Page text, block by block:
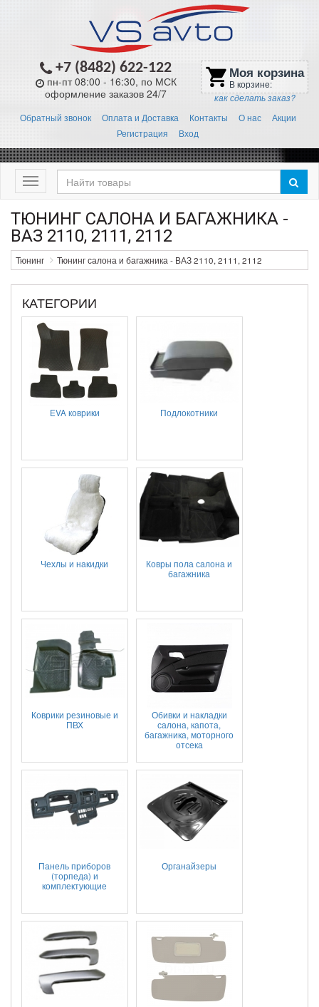
+7 (8482) 622-122
пн-пт 08:00 - 16:30, по МСК
оформление заказов 24/7
shopping_cart Моя корзина
В корзине:
как сделать заказ?
Обратный звонок Оплата и Доставка Контакты О нас
Акции
Регистрация
Вход
Меню
ТЮНИНГ САЛОНА И БАГАЖНИКА -
ВАЗ 2110, 2111, 2112
Тюнинг Тюнинг салона и багажника - ВАЗ 2110, 2111, 2112
КАТЕГОРИИ
EVA коврики Подлокотники
Чехлы и накидки
Ковры пола салона и
багажника
Коврики резиновые и
ПВХ
Обивки и накладки
салона, капота,
багажника, моторного
отсека
Панель приборов
(торпеда) и
комплектующие
Органайзеры